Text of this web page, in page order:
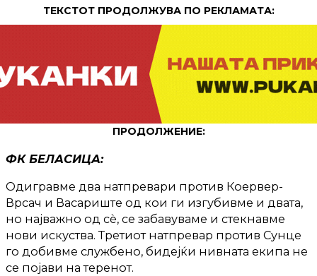
ТЕКСТОТ ПРОДОЛЖУВА ПО РЕКЛАМАТА:
ПРОДОЛЖЕНИЕ:
ФК БЕЛАСИЦА:
Одигравме два натпревари против Коервер-
Врсач и Васариште од кои ги изгубивме и двата,
но најважно од сѐ, се забавуваме и стекнавме
нови искуства. Третиот натпревар против Сунце
го добивме службено, бидејќи нивната екипа не
се појави на теренот.